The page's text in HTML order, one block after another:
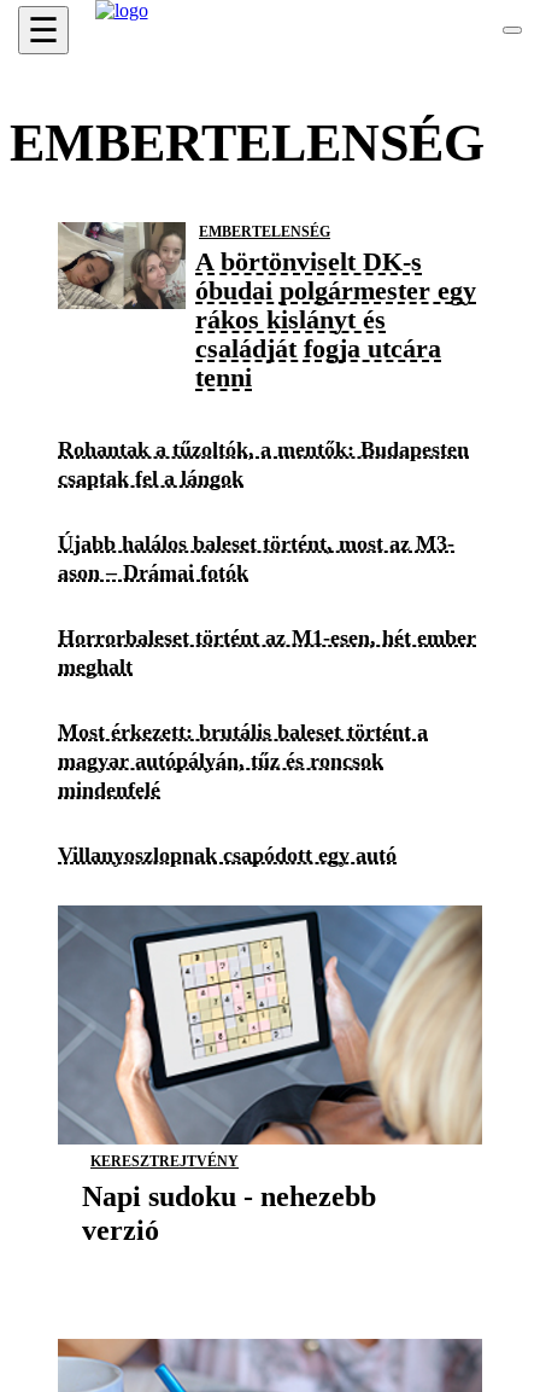
☰
EMBERTELENSÉG
EMBERTELENSÉG
A börtönviselt DK-s
óbudai polgármester egy
rákos kislányt és
családját fogja utcára
tenni
Rohantak a tűzoltók, a mentők: Budapesten
csaptak fel a lángok
Újabb halálos baleset történt, most az M3-
ason – Drámai fotók
Horrorbaleset történt az M1-esen, hét ember
meghalt
Most érkezett: brutális baleset történt a
magyar autópályán, tűz és roncsok
mindenfelé
Villanyoszlopnak csapódott egy autó
KERESZTREJTVÉNY
Napi sudoku - nehezebb
verzió